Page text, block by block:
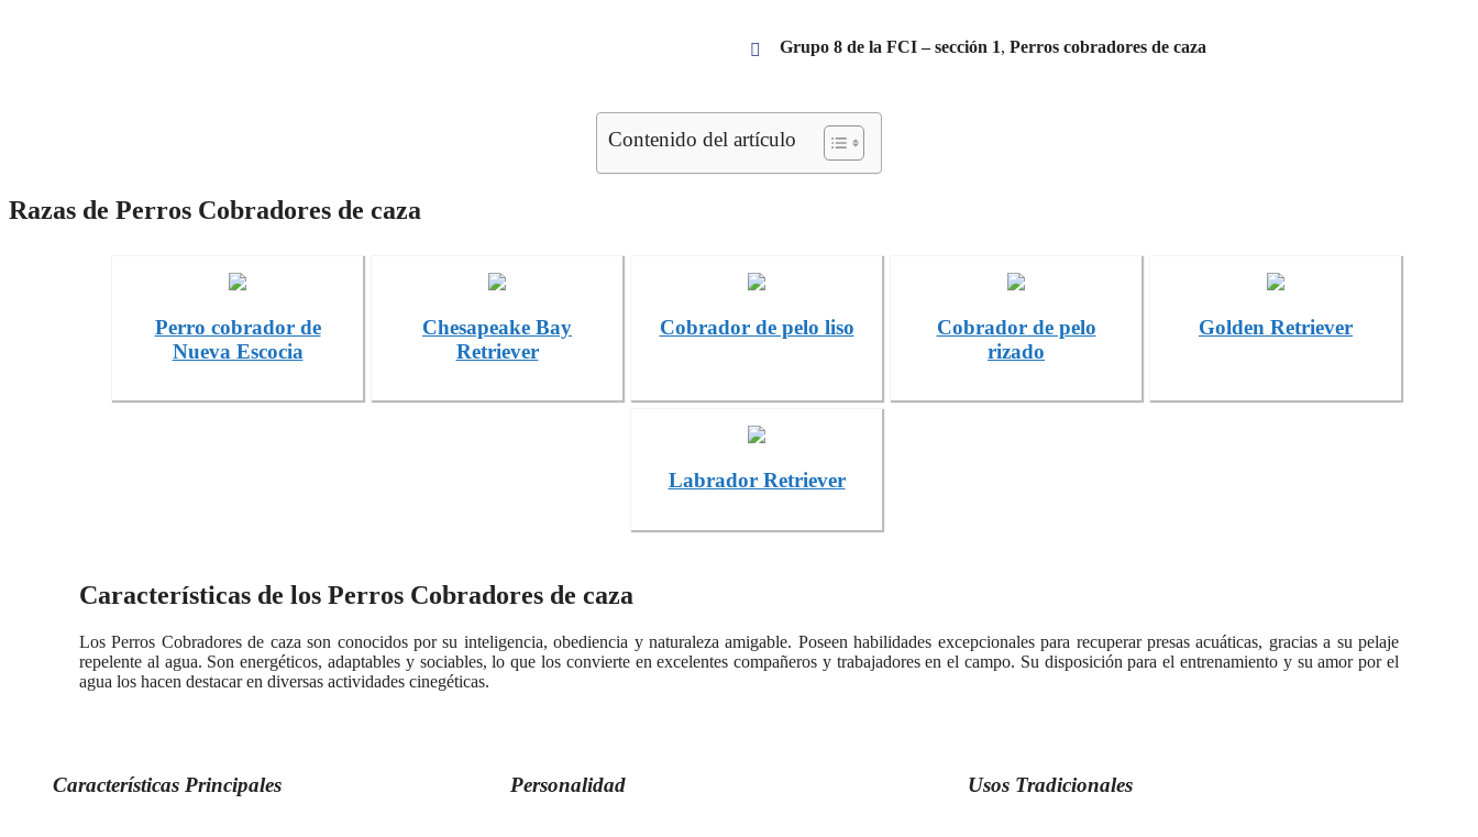
Grupo 8 de la FCI – sección 1, Perros cobradores de caza
Contenido del artículo
Razas de Perros Cobradores de caza
Perro cobrador de
Nueva Escocia
Chesapeake Bay
Retriever
Cobrador de pelo liso
Cobrador de pelo
rizado
Golden Retriever
Labrador Retriever
Características de los Perros Cobradores de caza
Los Perros Cobradores de caza son conocidos por su inteligencia, obediencia y naturaleza amigable. Poseen habilidades excepcionales para recuperar presas acuáticas, gracias a su pelaje
repelente al agua. Son energéticos, adaptables y sociables, lo que los convierte en excelentes compañeros y trabajadores en el campo. Su disposición para el entrenamiento y su amor por el
agua los hacen destacar en diversas actividades cinegéticas.
Características Principales Personalidad Usos Tradicionales